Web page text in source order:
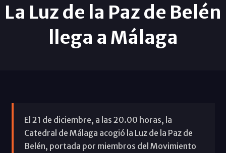
La Luz de la Paz de Belén
llega a Málaga
El 21 de diciembre, a las 20.00 horas, la
Catedral de Málaga acogió la Luz de la Paz de
Belén, portada por miembros del Movimiento